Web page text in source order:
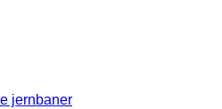
jernbaner